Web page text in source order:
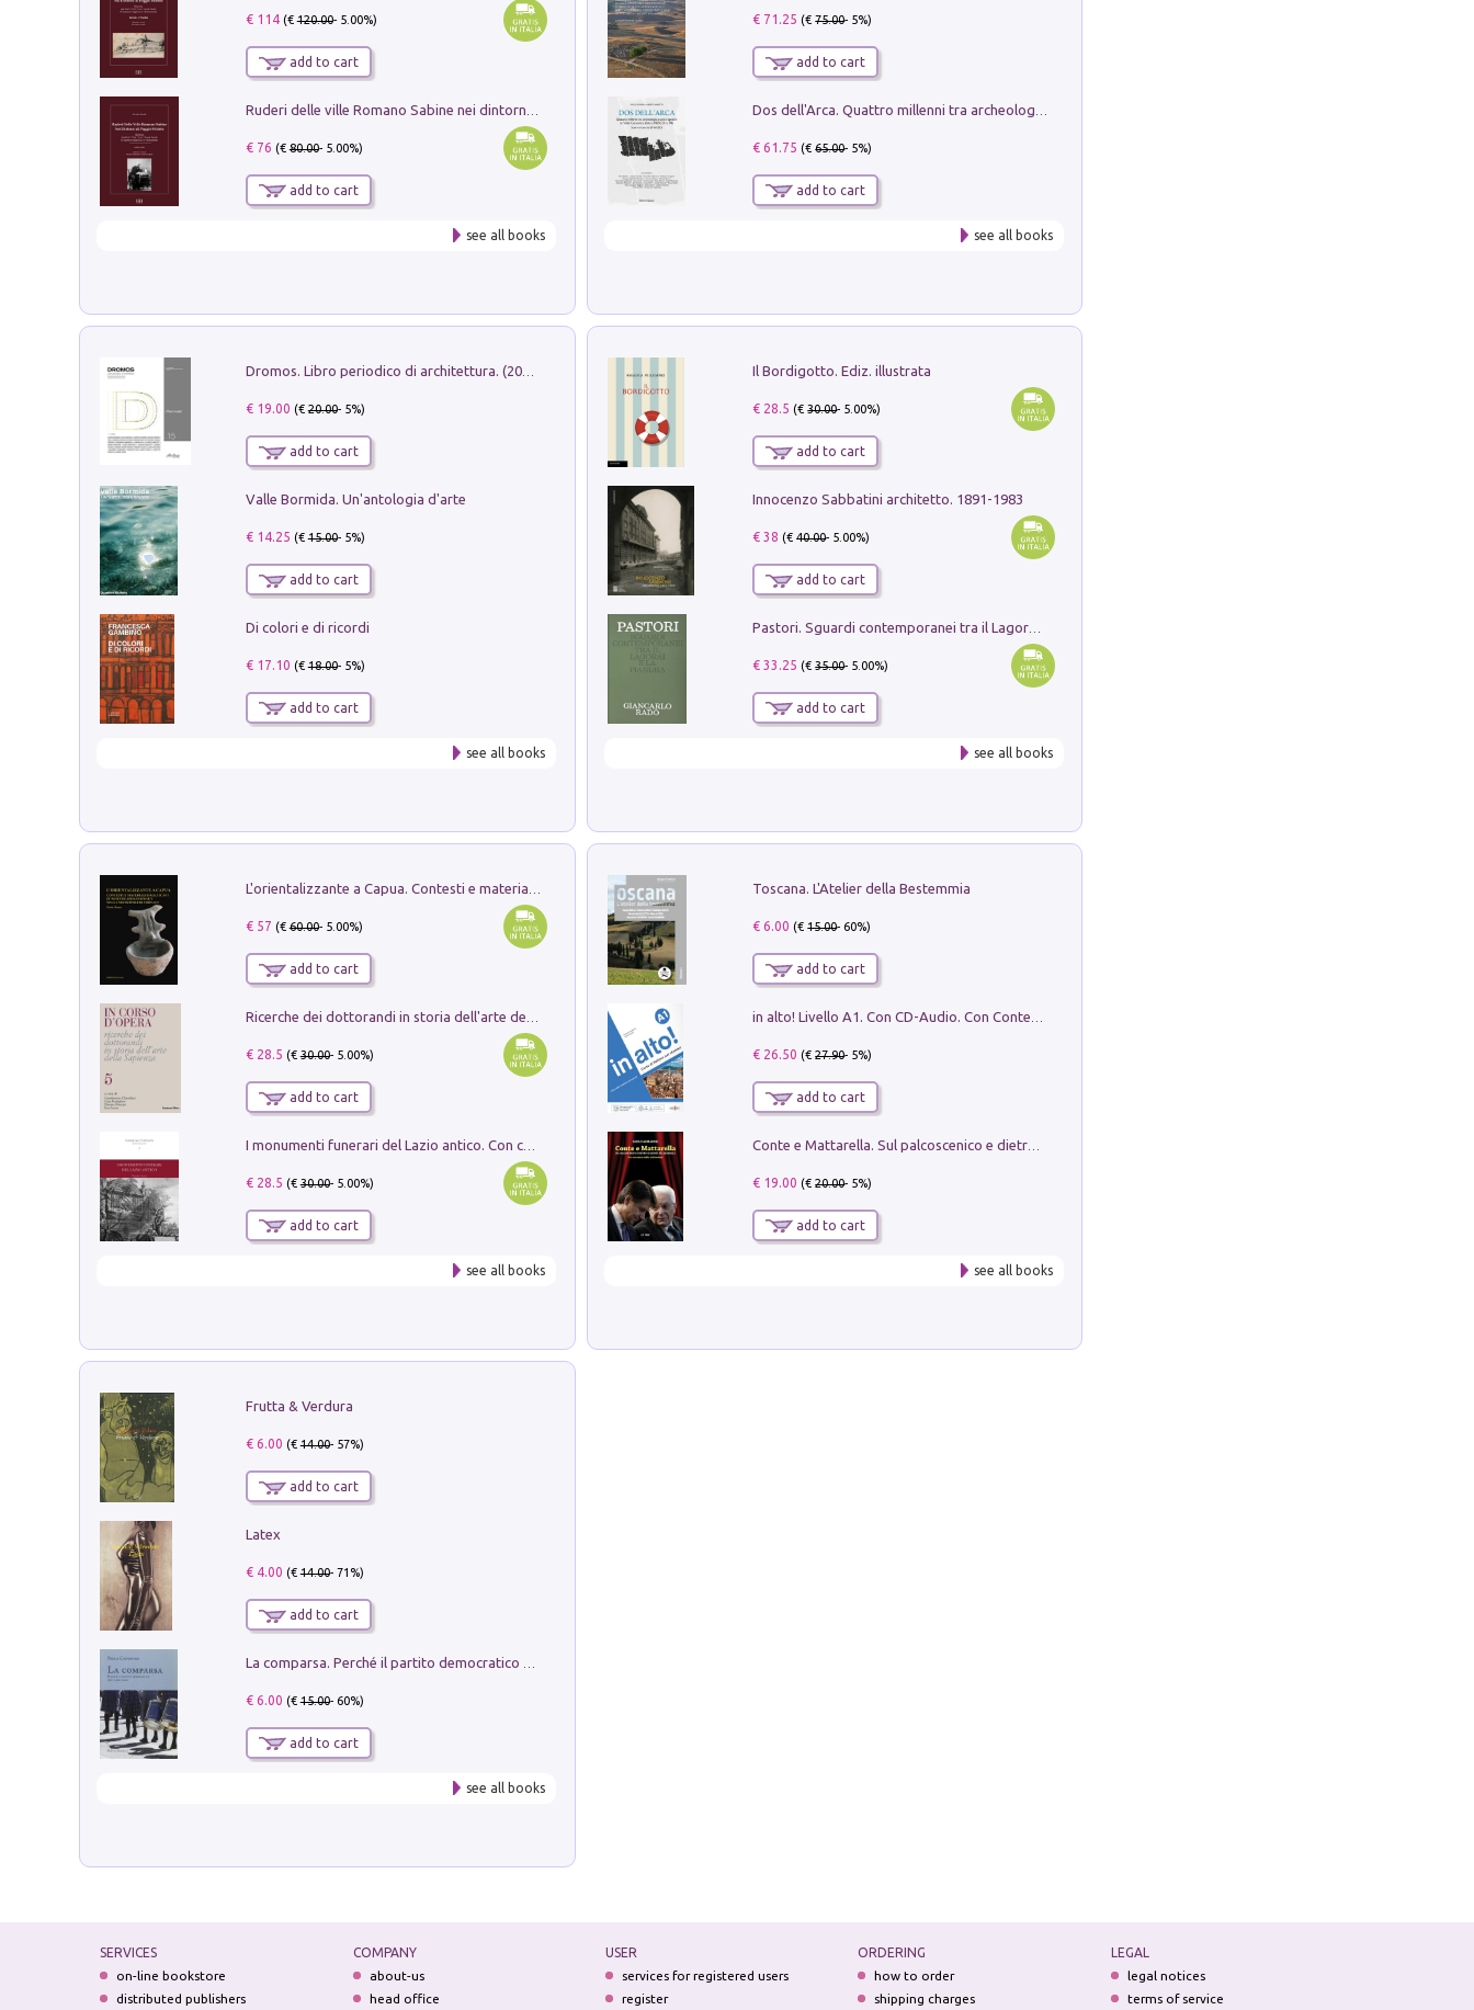
€ 114(€120.00- 5.00%)
add to cart
€ 76 (€80.00- 5.00%)
add to cart
see all books
€ 71.25 (€75.00- 5%)
add to cart
€ 61.75 (€65.00- 5%)
add to cart
see all books
Dromos. Libro periodico di architettura. (2026). Vol. 15: Post-model
€ 19.00 (€20.00- 5%)
add to cart
Valle Bormida. Un'antologia d'arte
€ 14.25 (€15.00- 5%)
add to cart
Di colori e di ricordi
€ 17.10 (€18.00- 5%)
add to cart
see all books
Il Bordigotto. Ediz. illustrata
€ 28.5 (€30.00- 5.00%)
add to cart
Innocenzo Sabbatini architetto. 1891-1983
€ 38 (€40.00- 5.00%)
add to cart
€ 33.25 (€35.00- 5.00%)
add to cart
see all books
€ 57 (€60.00- 5.00%)
add to cart
€ 28.5 (€30.00- 5.00%)
add to cart
I monumenti funerari del Lazio antico. Con cartella con tavole
€ 28.5 (€30.00- 5.00%)
add to cart
see all books
Toscana. L'Atelier della Bestemmia
€ 6.00 (€15.00- 60%)
add to cart
€ 26.50 (€27.90- 5%)
add to cart
€ 19.00 (€20.00- 5%)
add to cart
see all books
Frutta & Verdura
€ 6.00 (€14.00- 57%)
add to cart
Latex
€ 4.00 (€14.00- 71%)
add to cart
€ 6.00 (€15.00- 60%)
add to cart
see all books
SERVICES
on-line bookstore
distributed publishers
COMPANY
about-us
head office
USER
services for registered users
register
ORDERING
how to order
shipping charges
LEGAL
legal notices
terms of service